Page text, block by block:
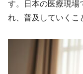
す。日本の医療現場
れ、普及していくこ